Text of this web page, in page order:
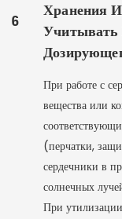
6
Хранения
Учитывать
При работе с
вещества или
(перчатки,
сердечники в
солнечных
При